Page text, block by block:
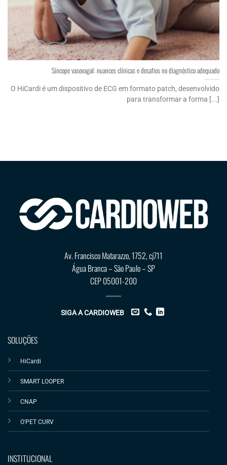
Síncope vasovagal: nuances clínicas e desafios no diagnóstico adequado
O HiCardi é um dispositivo de ECG em formato patch, desenvolvido
para transformar a forma [...]
Av. Francisco Matarazzo, 1752, cj711
Água Branca – São Paulo – SP
CEP 05001-200
SIGA A CARDIOWEB
SOLUÇÕES
HiCardi
SMART LOOPER
CNAP
O'PET CURV
INSTITUCIONAL